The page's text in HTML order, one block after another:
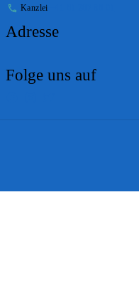
Kanzlei
Adresse
Folge uns auf